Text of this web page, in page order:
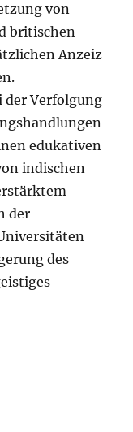
von
britischen
Anzeiz
der Verfolgung
edukativen
indischen
der
des